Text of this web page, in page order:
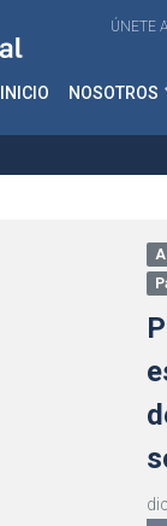
ÚNETE
INICIO NOSOTROS